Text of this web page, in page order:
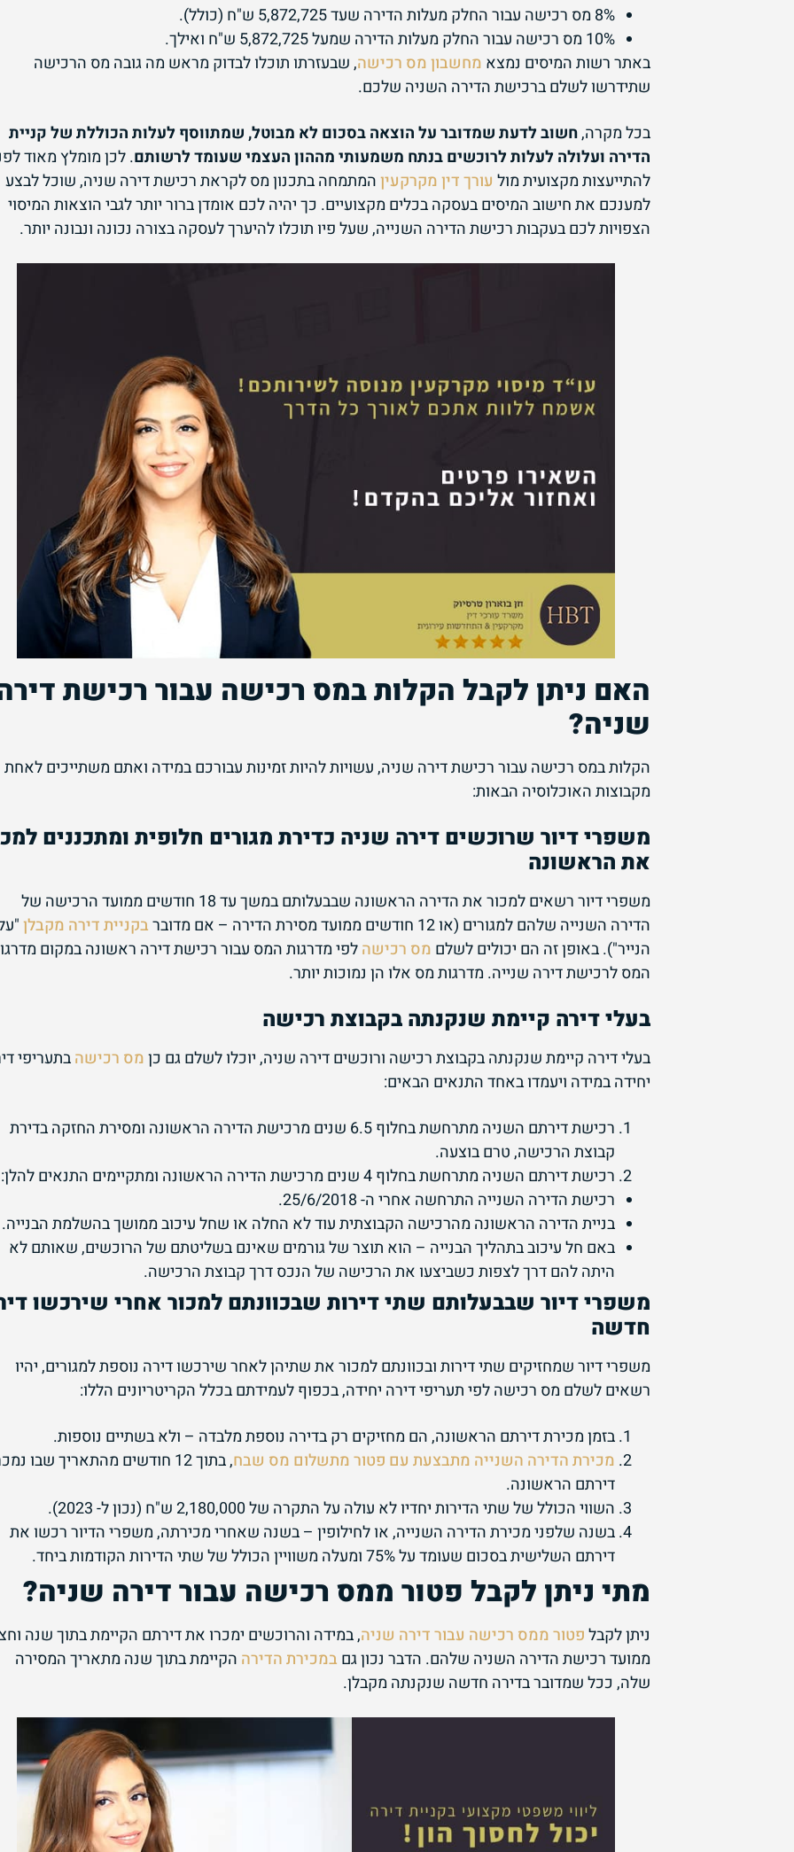
8% מס רכישה עבור החלק מעלות הדירה שעד 5,872,725 ש"ח (כולל).
10% מס רכישה עבור החלק מעלות הדירה שמעל 5,872,725 ש"ח ואילך.
באתר רשות המיסים נמצא מחשבון מס רכישה, שבעזרתו תוכלו לבדוק מראש מה גובה מס הרכישה
שתידרשו לשלם ברכישת הדירה השניה שלכם.
בכל מקרה,חשוב לדעת שמדובר על הוצאה בסכום לא מבוטל, שמתווסף לעלות הכוללת של קניית
הדירה ועלולה לעלות לרוכשים בנתח משמעותי מההון העצמי שעומד לרשותם. לכן מומלץ מאוד
להתייעצות מקצועית מול עורך דין מקרקעיןהמתמחה בתכנון מס לקראת רכישת דירה שניה, שוכל לבצע
למענכם את חישוב המיסים בעסקה בכלים מקצועיים. כך יהיה לכם אומדן ברור יותר לגבי הוצאות המיסוי
הצפויות לכם בעקבות רכישת הדירה השנייה, שעל פיו תוכלו להיערך לעסקה בצורה נכונה ונבונה יותר.
האם ניתן לקבל הקלות במס רכישה עבור רכישת
שניה?
הקלות במס רכישה עבור רכישת דירה שניה, עשויות להיות זמינות עבורכם במידה ואתם משתייכים לאחת
מקבוצות האוכלוסיה הבאות:
משפרי דיור שרוכשים דירה שניה כדירת מגורים חלופית ומתכננים
את הראשונה
משפרי דיור רשאים למכור את הדירה הראשונה שבבעלותם במשך עד 18 חודשים ממועד הרכישה של
הדירה השנייה שלהם למגורים (או 12 חודשים ממועד מסירת הדירה – אם מדובר
בקניית דירה מקבלן
הנייר"). באופן זה הם יכולים לשלם מס רכישהלפי מדרגות המס עבור רכישת דירה ראשונה במקום
המס לרכישת דירה שנייה. מדרגות מס אלו הן נמוכות יותר.
בעלי דירה קיימת שנקנתה בקבוצת רכישה
בעלי דירה קיימת שנקנתה בקבוצת רכישה ורוכשים דירה שניה, יוכלו לשלם גם כןמס רכישהבתעריפי
יחידה במידה ויעמדו באחד התנאים הבאים:
רכישת דירתם השניה מתרחשת בחלוף 6.5 שנים מרכישת הדירה הראשונה ומסירת החזקה בדירת
קבוצת הרכישה, טרם בוצעה.
רכישת דירתם השניה מתרחשת בחלוף 4 שנים מרכישת הדירה הראשונה ומתקיימים התנאים להלן:
רכישת הדירה השנייה התרחשה אחרי ה- 25/6/2018.
בניית הדירה הראשונה מהרכישה הקבוצתית עוד לא החלה או שחל עיכוב ממושך בהשלמת הבנייה.
באם חל עיכוב בתהליך הבנייה – הוא תוצר של גורמים שאינם בשליטתם של הרוכשים, שאותם לא
היתה להם דרך לצפות כשביצעו את הרכישה של הנכס דרך קבוצת הרכישה.
משפרי דיור שבבעלותם שתי דירות שבכוונתם למכור אחרי שירכשו
חדשה
משפרי דיור שמחזיקים שתי דירות ובכוונתם למכור את שתיהן לאחר שירכשו דירה נוספת למגורים, יהיו
רשאים לשלם מס רכישה לפי תעריפי דירה יחידה, בכפוף לעמידתם בכלל הקריטריונים הללו:
בזמן מכירת דירתם הראשונה, הם מחזיקים רק בדירה נוספת מלבדה – ולא בשתיים נוספות.
מכירת הדירה השנייה מתבצעת עם פטור מתשלום מס שבח
, בתוך 12 חודשים מהתאריך שבו
דירתם הראשונה.
השווי הכולל של שתי הדירות יחדיו לא עולה על התקרה של 2,180,000 ש"ח (נכון ל- 2023).
בשנה שלפני מכירת הדירה השנייה, או לחילופין – בשנה שאחרי מכירתה, משפרי הדיור רכשו את
דירתם השלישית בסכום שעומד על 75% ומעלה משוויין הכולל של שתי הדירות הקודמות ביחד.
מתי ניתן לקבל פטור ממס רכישה עבור דירה שניה?
ניתן לקבלפטור ממס רכישה עבור דירה שניה, במידה והרוכשים ימכרו את דירתם הקיימת בתוך שנה
ממועד רכישת הדירה השניה שלהם. הדבר נכון גםבמכירת הדירה הקיימת בתוך שנה מתאריך המסירה
שלה, ככל שמדובר בדירה חדשה שנקנתה מקבלן.